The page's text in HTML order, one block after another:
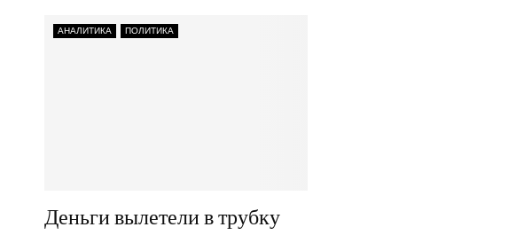
АНАЛИТИКА ПОЛИТИКА
Деньги вылетели в трубку